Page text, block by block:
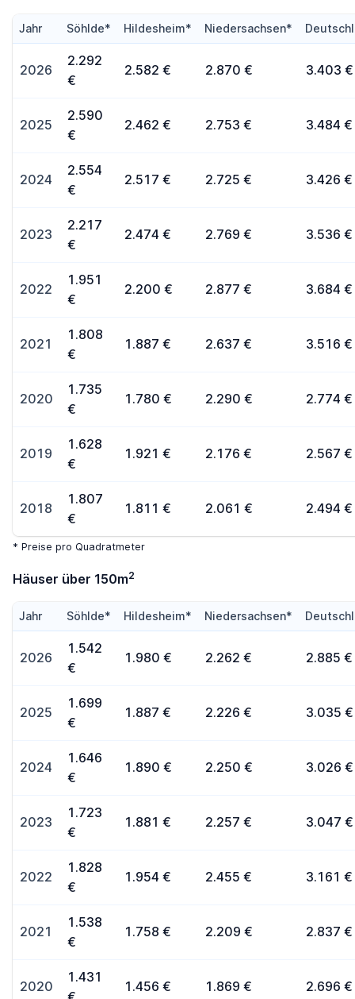
Jahr Söhlde* Hildesheim* Niedersachsen*
2026
2.292
€
2.582 € 2.870 € 3.403 €
2025
2.590
€
2.462 € 2.753 € 3.484 €
2024
2.554
€
2.517 € 2.725 € 3.426 €
2023
2.217
€
2.474 € 2.769 € 3.536 €
2022
1.951
€
2.200 € 2.877 € 3.684 €
2021
1.808
€
1.887 € 2.637 € 3.516 €
2020
1.735
€
1.780 € 2.290 € 2.774 €
2019
1.628
€
1.921 € 2.176 € 2.567 €
2018
1.807
€
1.811 € 2.061 € 2.494 €
* Preise pro Quadratmeter
Häuser über 150m2
Jahr Söhlde* Hildesheim* Niedersachsen*
2026
1.542
€
1.980 € 2.262 € 2.885 €
2025
1.699
€
1.887 € 2.226 € 3.035 €
2024
1.646
€
1.890 € 2.250 € 3.026 €
2023
1.723
€
1.881 € 2.257 € 3.047 €
2022
1.828
€
1.954 € 2.455 € 3.161 €
2021
1.538
€
1.758 € 2.209 € 2.837 €
2020
1.431
1.456 € 1.869 € 2.696 €